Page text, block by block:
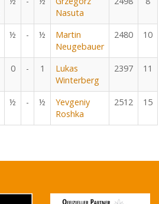
Nasuta
½ - ½
Martin
Neugebauer
2480 10
0 - 1
Lukas
Winterberg
2397 11
½ - ½
Yevgeniy
Roshka
2512 15